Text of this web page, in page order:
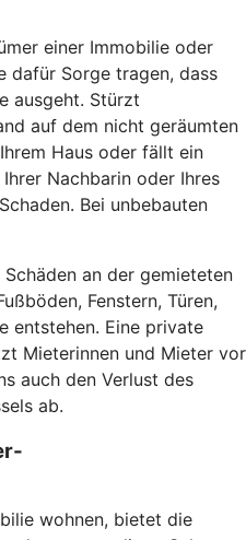
einer Immobilie oder
dafür Sorge tragen, dass
ausgeht. Stürzt
auf dem nicht geräumten
Haus oder fällt ein
Nachbarin oder Ihres
Bei unbebauten
an der gemieteten
Fenstern, Türen,
entstehen. Eine private
Mieterinnen und Mieter vor
auch den Verlust des
ab.
wohnen, bietet die